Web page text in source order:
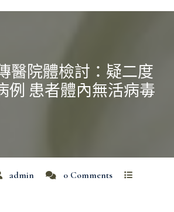
醫院體檢討：疑二度
例 患者體內無活病毒
admin
0 Comments